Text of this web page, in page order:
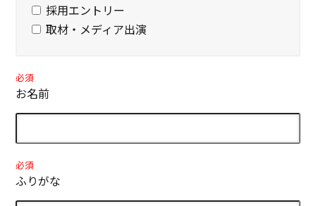
採用エントリー
取材・メディア出演
必須
お名前
必須
ふりがな